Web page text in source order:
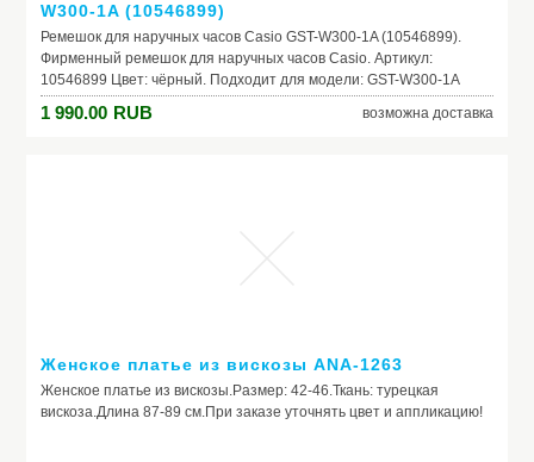
W300-1A (10546899)
Ремешок для наручных часов Casio GST-W300-1A (10546899).
Фирменный ремешок для наручных часов Casio. Артикул:
10546899 Цвет: чёрный. Подходит для модели: GST-W300-1A
GST-W300
1 990.00 RUB возможна доставка
Женское платье из вискозы ANA-1263
Женское платье из вискозы.Размер: 42-46.Ткань: турецкая
вискоза.Длина 87-89 см.При заказе уточнять цвет и аппликацию!